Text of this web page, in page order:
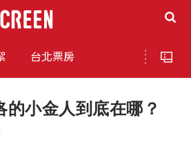
台北票房
的小金人到底在哪？